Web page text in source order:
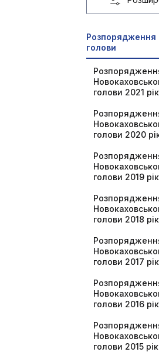
Розпорядження
голови
голови 2021 рік
голови 2020
голови 2019 рік
голови 2018 рік
голови 2017 рік
голови 2016 рік
голови 2015 рік